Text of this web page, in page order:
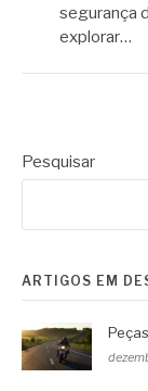
segurança
explorar…
Pesquisar
ARTIGOS EM